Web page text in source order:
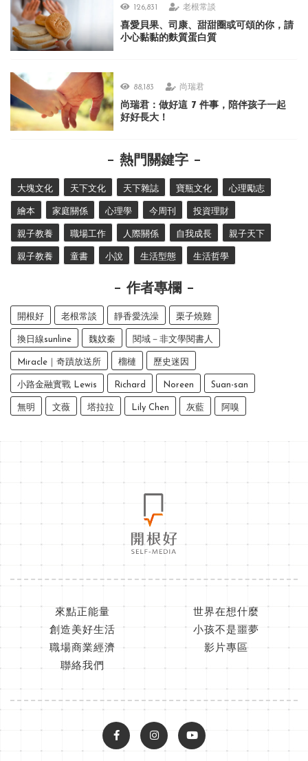
126,831 老根常談
喜愛貝果、司康、甜甜圈或可頌的你，請
小心黏黏的麩質蛋白質
88,183 尚瑞君
尚瑞君：做好這 7 件事，陪伴孩子一起
好好長大！
熱門關鍵字
大塊文化 天下文化 天下雜誌 寶瓶文化 心理勵志
繪本 家庭關係 心理學 今周刊 投資理財
親子教養 職場工作 人際關係 自我成長 親子天下
親子教養 童書 小說 生活型態 生活哲學
作者專欄
開根好 老根常談 靜香愛洗澡 栗子燒雞
換日線sunline 魏妏秦 閱域－非文學閱書人
Miracle｜奇蹟放送所 榴槤 歷史迷因
小路金融實戰 Lewis Richard Noreen Suan-san
無明 文薇 塔拉拉 Lily Chen 灰藍 阿嗅
來點正能量
世界在想什麼
創造美好生活
小孩不是噩夢
職場商業經濟
影片專區
聯絡我們